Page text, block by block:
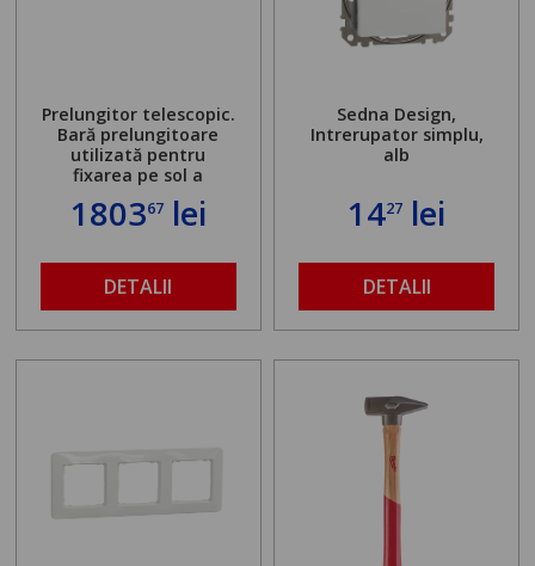
Prelungitor telescopic.
Bară prelungitoare
utilizată pentru
fixarea pe sol a
standului mașinii de
găurit în locul
maximă admisă de 500
kg și înălțime reglabilă
de la 1,8 la 2,9 m
180367lei
DETALII
Sedna Design,
Intrerupator simplu,
alb
1427 lei
DETALII